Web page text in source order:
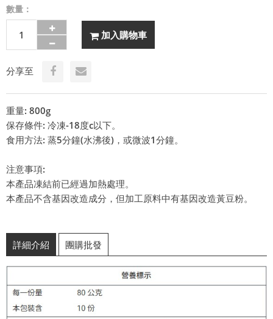
數量：
加入購物車
分享至
重量: 800g
保存條件: 冷凍-18度c以下。
食用方法: 蒸5分鐘(水沸後)，或微波1分鐘。
注意事項:
本產品凍結前已經過加熱處理。
本產品不含基因改造成分，但加工原料中有基因改造黃豆粉。
詳細介紹 團購批發